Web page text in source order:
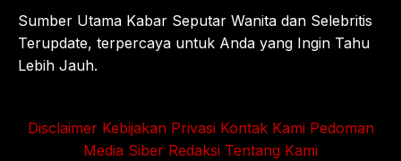
Sumber Utama Kabar Seputar Wanita dan Selebritis
Terupdate, terpercaya untuk Anda yang Ingin Tahu
Lebih Jauh.
Disclaimer Kebijakan Privasi Kontak Kami Pedoman
Media Siber Redaksi Tentang Kami